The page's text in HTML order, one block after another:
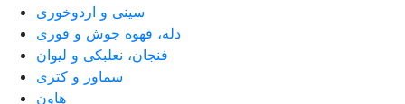
سینی و اردوخوری
دله، قهوه جوش و قوری
فنجان، نعلبکی و لیوان
سماور و کتری
هاون